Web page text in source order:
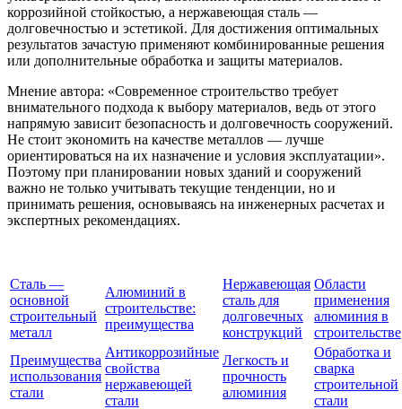
коррозийной стойкостью, а нержавеющая сталь —
долговечностью и эстетикой. Для достижения оптимальных
результатов зачастую применяют комбинированные решения
или дополнительные обработка и защиты материалов.
Мнение автора: «Современное строительство требует
внимательного подхода к выбору материалов, ведь от этого
напрямую зависит безопасность и долговечность сооружений.
Не стоит экономить на качестве металлов — лучше
ориентироваться на их назначение и условия эксплуатации».
Поэтому при планировании новых зданий и сооружений
важно не только учитывать текущие тенденции, но и
принимать решения, основываясь на инженерных расчетах и
экспертных рекомендациях.
Сталь —
основной
строительный
металл
Алюминий в
строительстве:
преимущества
Нержавеющая
сталь для
долговечных
конструкций
Области
применения
алюминия в
строительстве
Преимущества
использования
стали
Антикоррозийные
свойства
нержавеющей
стали
Легкость и
прочность
алюминия
Обработка и
сварка
строительной
стали